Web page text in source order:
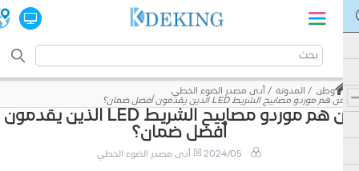
وطن المدونة
أدى مصدر الضوء الخطي
من هم موردو مصابيح الشريط LED الذين يقدمون أفضل ضمان؟
من هم موردو مصابيح الشريط LED الذين يقدمون
أفضل ضمان؟
2024/05 أدى مصدر الضوء الخطي